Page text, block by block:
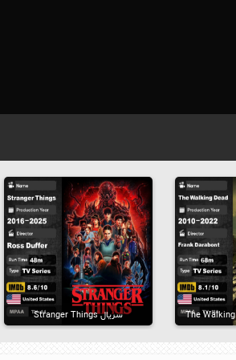
سریال مردگان متحرک The Walking
سریال Stranger Things